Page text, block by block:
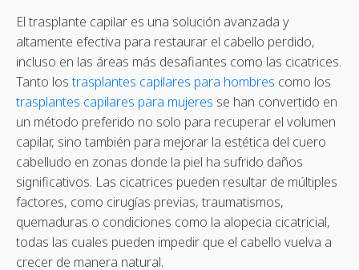
El trasplante capilar es una solución avanzada y
altamente efectiva para restaurar el cabello perdido,
incluso en las áreas más desafiantes como las cicatrices.
Tanto lostrasplantes capilares para hombres como los
trasplantes capilares para mujeres se han convertido en
un método preferido no solo para recuperar el volumen
capilar, sino también para mejorar la estética del cuero
cabelludo en zonas donde la piel ha sufrido daños
significativos. Las cicatrices pueden resultar de múltiples
factores, como cirugías previas, traumatismos,
quemaduras o condiciones como la alopecia cicatricial,
todas las cuales pueden impedir que el cabello vuelva a
crecer de manera natural.